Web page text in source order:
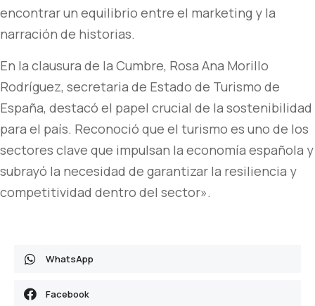
encontrar un equilibrio entre el marketing y la
narración de historias.
En la clausura de la Cumbre, Rosa Ana Morillo
Rodríguez, secretaria de Estado de Turismo de
España, destacó el papel crucial de la sostenibilidad
para el país. Reconoció que el turismo es uno de los
sectores clave que impulsan la economía española y
subrayó la necesidad de garantizar la resiliencia y
competitividad dentro del sector».
WhatsApp
Facebook